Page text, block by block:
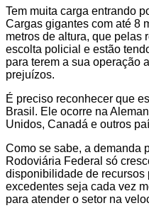
Tem muita carga entrando
Cargas gigantes com até 8
metros de altura, que pelas
escolta policial e estão
para terem a sua operação
prejuízos.
É preciso reconhecer que
Brasil. Ele ocorre na
Unidos, Canadá e outros
Como se sabe, a demanda
Rodoviária Federal só
disponibilidade de
excedentes seja cada vez
para atender o setor na